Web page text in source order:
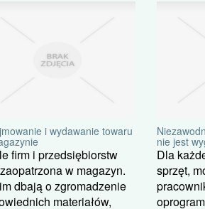
i wydawanie towaru
firm i przedsiębiorstw
w magazyn.
dbają o zgromadzenie
materiałów,
nie jest
Dla
sprzęt,